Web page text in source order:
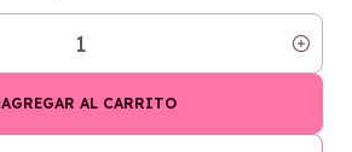
AGREGAR AL CARRITO